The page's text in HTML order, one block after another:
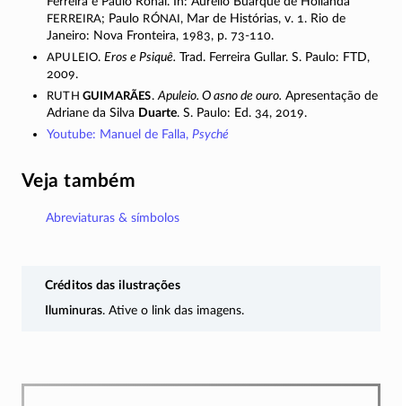
Ferreira; Paulo Rónai, Mar de Histórias, v. 1. Rio de
Janeiro: Nova Fronteira, 1983, p. 73-110.
Apuleio.Eros e Psiquê. Trad. Ferreira Gullar.S. Paulo: FTD,
2009.
Ruth Guimarães.Apuleio. O asno de ouro. Apresentação de
Adriane da Silva Duarte. S. Paulo: Ed. 34, 2019.
Youtube: Manuel de Falla, Psyché
Veja também
Abreviaturas & símbolos
Créditos das ilustrações
Iluminuras. Ative o link das imagens.